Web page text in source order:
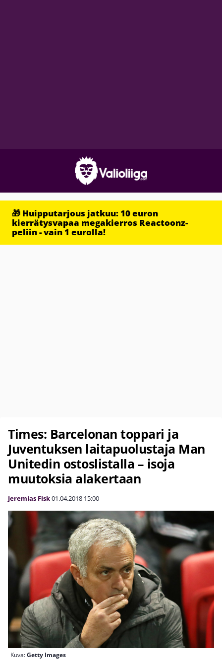
🎁 Huipputarjous jatkuu: 10 euron
kierrätysvapaa megakierros Reactoonz-
peliin - vain 1 eurolla!
Times: Barcelonan toppari ja
Juventuksen laitapuolustaja Man
Unitedin ostoslistalla – isoja
muutoksia alakertaan
Jeremias Fisk01.04.2018 15:00
Kuva:Getty Images